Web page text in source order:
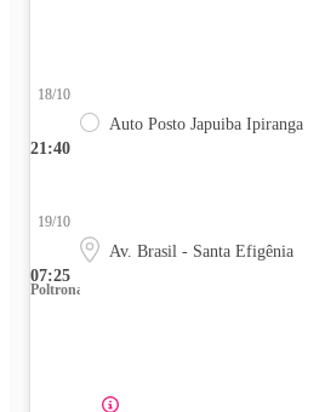
21:40
18/10
Auto Posto Japuiba Ipiranga
07:25
19/10
Av. Brasil - Santa Efigênia
Poltrona